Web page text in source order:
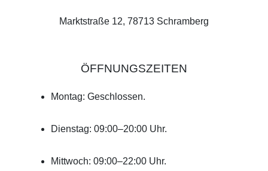
Marktstraße 12, 78713 Schramberg
ÖFFNUNGSZEITEN
Montag: Geschlossen.
Dienstag: 09:00–20:00 Uhr.
Mittwoch: 09:00–22:00 Uhr.